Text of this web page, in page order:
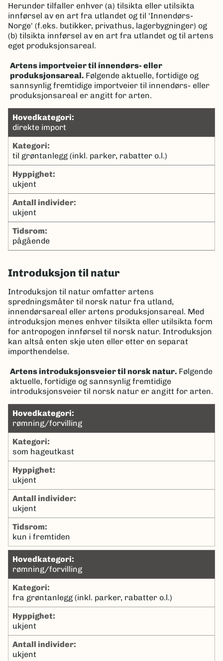
Herunder tilfaller enhver (a) tilsikta eller utilsikta
innførsel av en art fra utlandet og til 'Innendørs-
Norge' (f.eks. butikker, privathus, lagerbygninger) og
(b) tilsikta innførsel av en art fra utlandet og til artens
eget produksjonsareal.
Artens importveier til innendørs- eller
produksjonsareal. Følgende aktuelle, fortidige og
sannsynlig fremtidige importveier til innendørs- eller
produksjonsareal er angitt for arten.
hovedkategori:
direkte import
kategori:
til grøntanlegg (inkl. parker, rabatter o.l.)
hyppighet:
ukjent
antall individer:
ukjent
tidsrom:
pågående
Introduksjon til natur
Introduksjon til natur omfatter artens
spredningsmåter til norsk natur fra utland,
innendørsareal eller artens produksjonsareal. Med
introduksjon menes enhver tilsikta eller utilsikta form
for antropogen innførsel til norsk natur. Introduksjon
kan altså enten skje uten eller etter en separat
importhendelse.
Artens introduksjonsveier til norsk natur. Følgende
aktuelle, fortidige og sannsynlig fremtidige
introduksjonsveier til norsk natur er angitt for arten.
hovedkategori:
rømning/forvilling
kategori:
som hageutkast
hyppighet:
ukjent
antall individer:
ukjent
tidsrom:
kun i fremtiden
hovedkategori:
rømning/forvilling
kategori:
fra grøntanlegg (inkl. parker, rabatter o.l.)
hyppighet:
ukjent
antall individer:
ukjent